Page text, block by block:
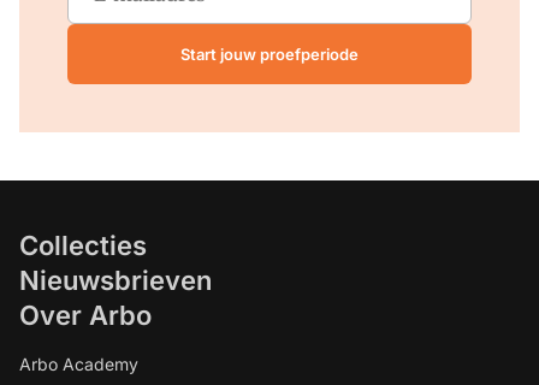
Start jouw proefperiode
Collecties
Nieuwsbrieven
Over Arbo
Arbo Academy